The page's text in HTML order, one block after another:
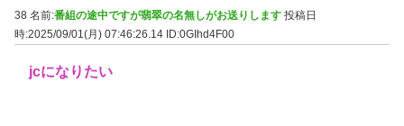
38 名前:番組の途中ですが翡翠の名無しがお送りします 投稿日
時:2025/09/01(月) 07:46:26.14 ID:0GIhd4F00
jcになりたい